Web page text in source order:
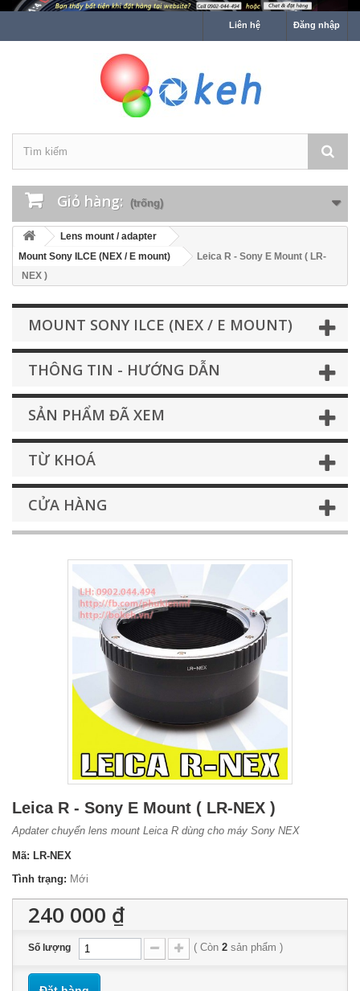
Đăng nhập
Liên hệ
Giỏ hàng: (trống)
Lens mount / adapter
Mount Sony ILCE (NEX / E mount)
Leica R - Sony E Mount ( LR-
NEX )
MOUNT SONY ILCE (NEX / E MOUNT)
THÔNG TIN - HƯỚNG DẪN
SẢN PHẨM ĐÃ XEM
TỪ KHOÁ
CỬA HÀNG
Leica R - Sony E Mount ( LR-NEX )
Apdater chuyển lens mount Leica R dùng cho máy Sony NEX
Mã: LR-NEX
Tình trạng: Mới
240 000 ₫
Số lượng ( Còn 2 sản phẩm )